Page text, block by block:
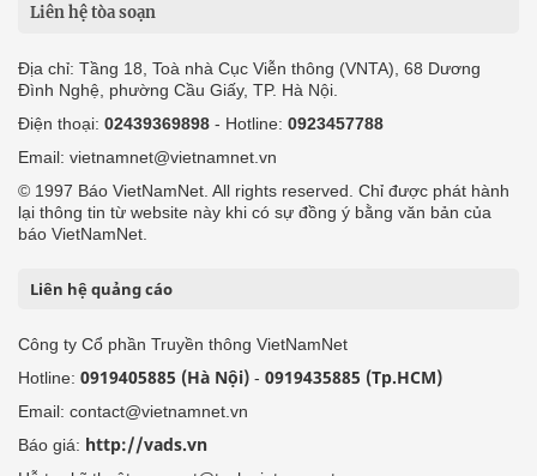
Liên hệ tòa soạn
Địa chỉ: Tầng 18, Toà nhà Cục Viễn thông (VNTA), 68 Dương
Đình Nghệ, phường Cầu Giấy, TP. Hà Nội.
Điện thoại: 02439369898 - Hotline: 0923457788
Email: vietnamnet@vietnamnet.vn
© 1997 Báo VietNamNet. All rights reserved. Chỉ được phát hành
lại thông tin từ website này khi có sự đồng ý bằng văn bản của
báo VietNamNet.
Liên hệ quảng cáo
Công ty Cổ phần Truyền thông VietNamNet
Hotline: 0919405885 (Hà Nội) - 0919435885 (Tp.HCM)
Email: contact@vietnamnet.vn
Báo giá: http://vads.vn